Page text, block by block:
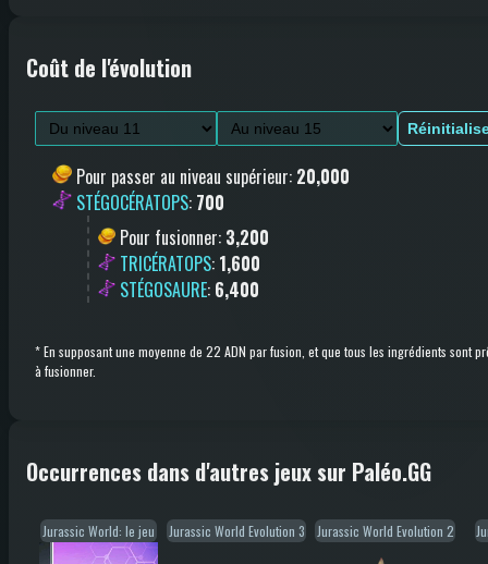
Coût de l'évolution
Pour passer au niveau supérieur: 20,000
STÉGOCÉRATOPS: 700
Pour fusionner: 3,200
TRICÉRATOPS: 1,600
STÉGOSAURE: 6,400
*En supposant une moyenne de 22 ADN par fusion, et que tous les ingrédients sont
à fusionner.
Occurrences dans d'autres jeux sur Paléo.GG
Jurassic World: le jeu Jurassic World Evolution 3 Jurassic World Evolution 2